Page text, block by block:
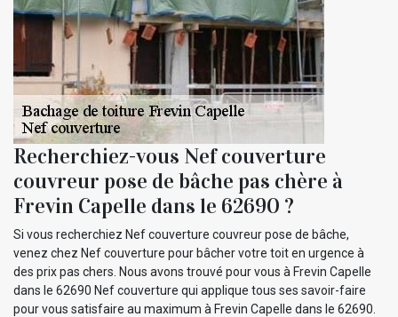
Recherchiez-vous Nef couverture
couvreur pose de bâche pas chère à
Frevin Capelle dans le 62690 ?
Si vous recherchiez Nef couverture couvreur pose de bâche,
venez chez Nef couverture pour bâcher votre toit en urgence à
des prix pas chers. Nous avons trouvé pour vous à Frevin Capelle
dans le 62690 Nef couverture qui applique tous ses savoir-faire
pour vous satisfaire au maximum à Frevin Capelle dans le 62690.